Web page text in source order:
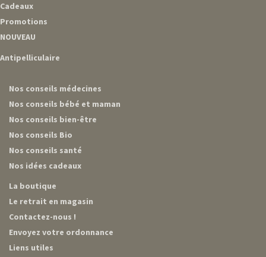
Cadeaux
Promotions
NOUVEAU
Antipelliculaire
Nos conseils médecines
Nos conseils bébé et maman
Nos conseils bien-être
Nos conseils Bio
Nos conseils santé
Nos idées cadeaux
La boutique
Le retrait en magasin
Contactez-nous !
Envoyez votre ordonnance
Liens utiles